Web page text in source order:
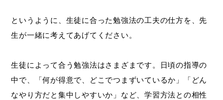
というように、生徒に合った勉強法の工夫の仕方を、先
生が一緒に考えてあげてください。
生徒によって合う勉強法はさまざまです。日頃の指導の
中で、「何が得意で、どこでつまずいているか」「どん
なやり方だと集中しやすいか」など、学習方法との相性